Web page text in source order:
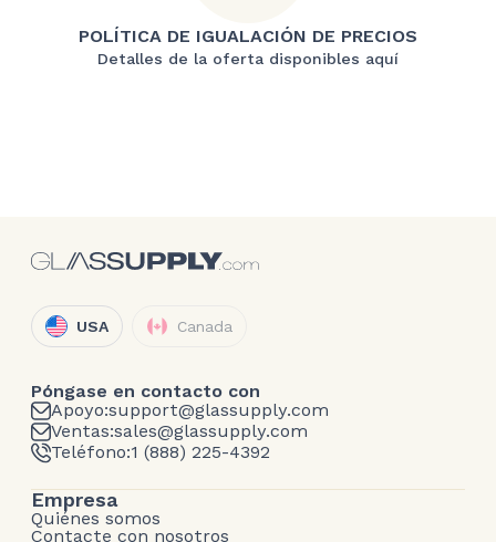
POLÍTICA DE IGUALACIÓN DE PRECIOS
Detalles de la oferta disponibles aquí
USA Canada
Póngase en contacto con
Apoyo:support@glassupply.com
Ventas:sales@glassupply.com
Teléfono:1 (888) 225-4392
Empresa
Quiénes somos
Contacte con nosotros